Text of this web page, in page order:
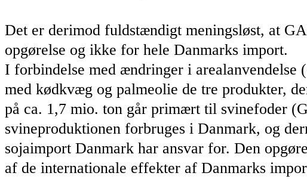
Det er derimod fuldstændigt meningsløst, at
opgørelse og ikke for hele Danmarks import.
I forbindelse med ændringer i arealanvendelse
med kødkvæg og palmeolie de tre produkter,
på ca. 1,7 mio. ton går primært til svinefoder
svineproduktionen forbruges i Danmark, og
sojaimport Danmark har ansvar for. Den
af de internationale effekter af Danmarks